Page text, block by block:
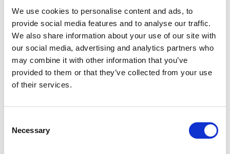
We use cookies to personalise content and ads, to
provide social media features and to analyse our traffic.
We also share information about your use of our site with
our social media, advertising and analytics partners who
may combine it with other information that you’ve
provided to them or that they’ve collected from your use
of their services.
Selection
Necessary